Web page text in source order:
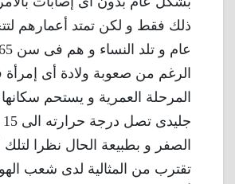
ذلك فقط و لكن تمتد أعمارهم
الرغم من صعوبة ولادة أى
المرحلة العمرية و يستحم
الصفر و بطبيعة الحال نظرا لتلك
تقترب من المثالية لدى شعب